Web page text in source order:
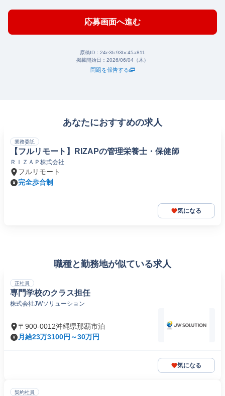
応募画面へ進む
原稿ID： 24e3fc93bc45a811
掲載開始日： 2026/06/04（木）
問題を報告する
あなたにおすすめの求人
業務委託
【フルリモート】RIZAPの管理栄養士・保健師
ＲＩＺＡＰ株式会社
フルリモート
完全歩合制
気になる
職種と勤務地が似ている求人
正社員
専門学校のクラス担任
株式会社JWソリューション
〒900-0012沖縄県那覇市泊
月給23万3100円～30万円
気になる
契約社員